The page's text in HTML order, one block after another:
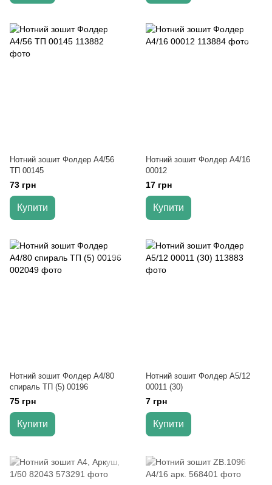
Нотний зошит Фолдер А4/56
ТП 00145
73 грн
Купити
Нотний зошит Фолдер А4/16
00012
17 грн
Купити
Нотний зошит Фолдер А4/80
спираль ТП (5) 00196
75 грн
Купити
Нотний зошит Фолдер А5/12
00011 (30)
7 грн
Купити